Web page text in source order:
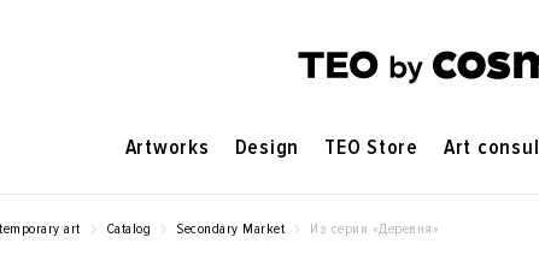
Artworks Design TEO Store Art
art Catalog Secondary Market Из серии «Деревня»